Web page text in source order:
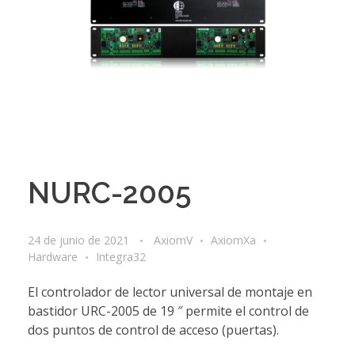
NURC-2005
24 de junio de 2021 AxiomV
AxiomXa
Hardware
Integra32
El controlador de lector universal de montaje en
bastidor URC-2005 de 19 ″ permite el control de
dos puntos de control de acceso (puertas).